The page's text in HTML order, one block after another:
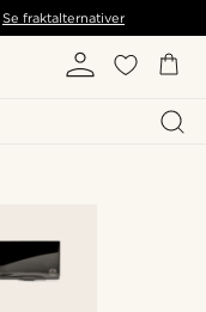
Se fraktalternativer